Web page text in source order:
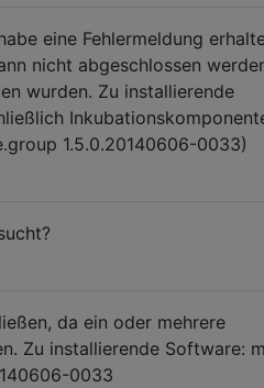
eine Fehlermeldung
nicht abgeschlossen
wurden. Zu installierende
1.5.0.20140606-0033)
da ein oder mehrere
Zu installierende Software:
0033